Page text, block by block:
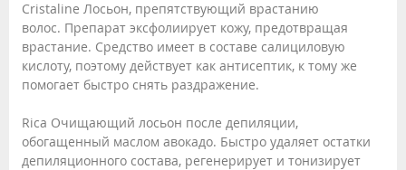
Cristaline Лосьон, препятствующий врастанию
волос. Препарат эксфолиирует кожу, предотвращая
врастание. Средство имеет в составе салициловую
кислоту, поэтому действует как антисептик, к тому же
помогает быстро снять раздражение.
Rica Очищающий лосьон после депиляции,
обогащенный маслом авокадо. Быстро удаляет остатки
депиляционного состава, регенерирует и тонизирует